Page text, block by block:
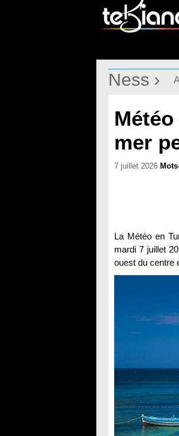
Ness ›
mer
7 juillet 2026
La Météo en
mardi 7 juillet
ouest du centre